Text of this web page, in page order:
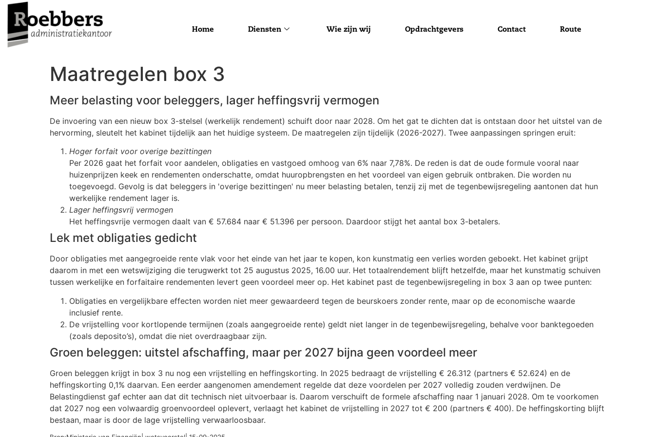
Home Diensten Wie zijn wij Opdrachtgevers Contact Route
Maatregelen box 3
Meer belasting voor beleggers, lager heffingsvrij vermogen
De invoering van een nieuw box 3-stelsel (werkelijk rendement) schuift door naar 2028. Om het gat te dichten dat is ontstaan door het uitstel van de
hervorming, sleutelt het kabinet tijdelijk aan het huidige systeem. De maatregelen zijn tijdelijk (2026-2027). Twee aanpassingen springen eruit:
Hoger forfait voor overige bezittingen
Per 2026 gaat het forfait voor aandelen, obligaties en vastgoed omhoog van 6% naar 7,78%. De reden is dat de oude formule vooral naar
huizenprijzen keek en rendementen onderschatte, omdat huuropbrengsten en het voordeel van eigen gebruik ontbraken. Die worden nu
toegevoegd. Gevolg is dat beleggers in 'overige bezittingen' nu meer belasting betalen, tenzij zij met de tegenbewijsregeling aantonen dat hun
werkelijke rendement lager is.
Lager heffingsvrij vermogen
Het heffingsvrije vermogen daalt van € 57.684 naar € 51.396 per persoon. Daardoor stijgt het aantal box 3-betalers.
Lek met obligaties gedicht
Door obligaties met aangegroeide rente vlak voor het einde van het jaar te kopen, kon kunstmatig een verlies worden geboekt. Het kabinet grijpt
daarom in met een wetswijziging die terugwerkt tot 25 augustus 2025, 16.00 uur. Het totaalrendement blijft hetzelfde, maar het kunstmatig schuiven
tussen werkelijke en forfaitaire rendementen levert geen voordeel meer op. Het kabinet past de tegenbewijsregeling in box 3 aan op twee punten:
Obligaties en vergelijkbare effecten worden niet meer gewaardeerd tegen de beurskoers zonder rente, maar op de economische waarde
inclusief rente.
De vrijstelling voor kortlopende termijnen (zoals aangegroeide rente) geldt niet langer in de tegenbewijsregeling, behalve voor banktegoeden
(zoals deposito’s), omdat die niet overdraagbaar zijn.
Groen beleggen: uitstel afschaffing, maar per 2027 bijna geen voordeel meer
Groen beleggen krijgt in box 3 nu nog een vrijstelling en heffingskorting. In 2025 bedraagt de vrijstelling € 26.312 (partners € 52.624) en de
heffingskorting 0,1% daarvan. Een eerder aangenomen amendement regelde dat deze voordelen per 2027 volledig zouden verdwijnen. De
Belastingdienst gaf echter aan dat dit technisch niet uitvoerbaar is. Daarom verschuift de formele afschaffing naar 1 januari 2028. Om te voorkomen
dat 2027 nog een volwaardig groenvoordeel oplevert, verlaagt het kabinet de vrijstelling in 2027 tot € 200 (partners € 400). De heffingskorting blijft
bestaan, maar is door de lage vrijstelling verwaarloosbaar.